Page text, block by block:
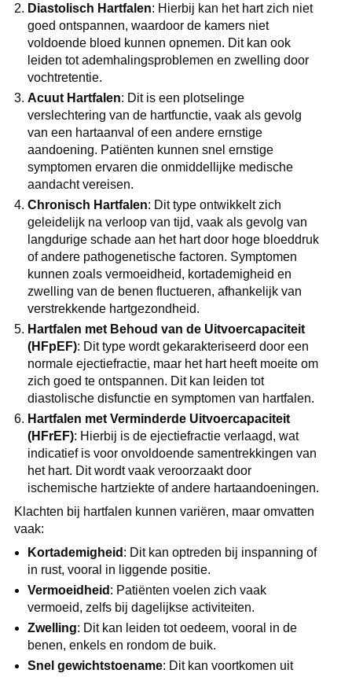
Diastolisch Hartfalen: Hierbij kan het hart zich niet
goed ontspannen, waardoor de kamers niet
voldoende bloed kunnen opnemen. Dit kan ook
leiden tot ademhalingsproblemen en zwelling door
vochtretentie.
Acuut Hartfalen: Dit is een plotselinge
verslechtering van de hartfunctie, vaak als gevolg
van een hartaanval of een andere ernstige
aandoening. Patiënten kunnen snel ernstige
symptomen ervaren die onmiddellijke medische
aandacht vereisen.
Chronisch Hartfalen: Dit type ontwikkelt zich
geleidelijk na verloop van tijd, vaak als gevolg van
langdurige schade aan het hart door hoge bloeddruk
of andere pathogenetische factoren. Symptomen
kunnen zoals vermoeidheid, kortademigheid en
zwelling van de benen fluctueren, afhankelijk van
verstrekkende hartgezondheid.
Hartfalen met Behoud van de Uitvoercapaciteit
(HFpEF): Dit type wordt gekarakteriseerd door een
normale ejectiefractie, maar het hart heeft moeite om
zich goed te ontspannen. Dit kan leiden tot
diastolische disfunctie en symptomen van hartfalen.
Hartfalen met Verminderde Uitvoercapaciteit
(HFrEF): Hierbij is de ejectiefractie verlaagd, wat
indicatief is voor onvoldoende samentrekkingen van
het hart. Dit wordt vaak veroorzaakt door
ischemische hartziekte of andere hartaandoeningen.
Klachten bij hartfalen kunnen variëren, maar omvatten
vaak:
Kortademigheid : Dit kan optreden bij inspanning of
in rust, vooral in liggende positie.
Vermoeidheid : Patiënten voelen zich vaak
vermoeid, zelfs bij dagelijkse activiteiten.
Zwelling: Dit kan leiden tot oedeem, vooral in de
benen, enkels en rondom de buik.
Snel gewichtstoename: Dit kan voortkomen uit